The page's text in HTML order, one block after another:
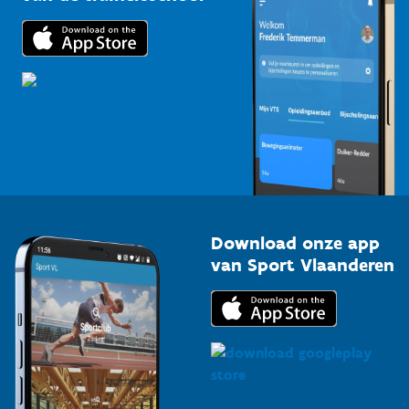
Trainers en begeleiders
Downloads
Voor de pers
Download onze app
van Sport Vlaanderen